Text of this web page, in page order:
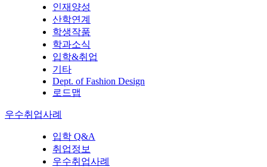
인재양성
산학연계
학생작품
학과소식
입학&취업
기타
Dept. of Fashion Design
로드맵
우수취업사례
입학 Q&A
취업정보
우수취업사례